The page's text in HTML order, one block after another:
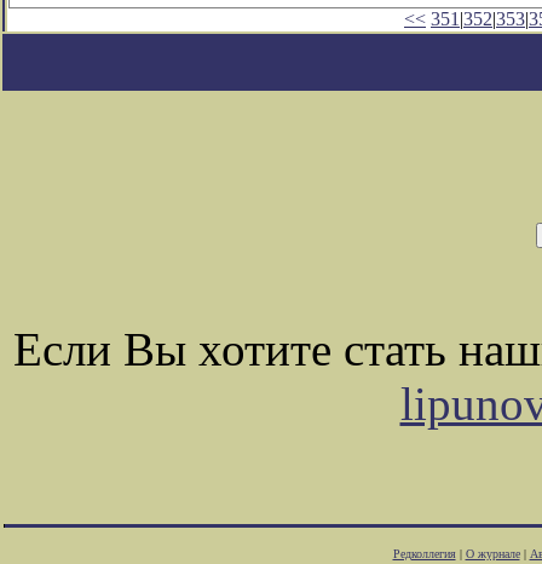
<< 351 |352|353|
Если Вы хотите стать
Редколлегия| О журнале|